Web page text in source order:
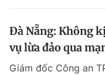
Đà Nẵng: Không
vụ lừa đảo qua
Giám đốc Công an